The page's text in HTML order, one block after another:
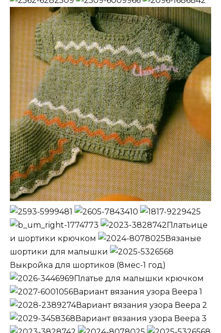
Платьице
и шортики крючком
Вязаные
шортики для малышки
Выкройка для шортиков (8мес-1 год)
Платье для малышки крючком
Вариант вязания узора Веера 1
Вариант вязания узора Веера 2
Вариант вязания узора Веера 3